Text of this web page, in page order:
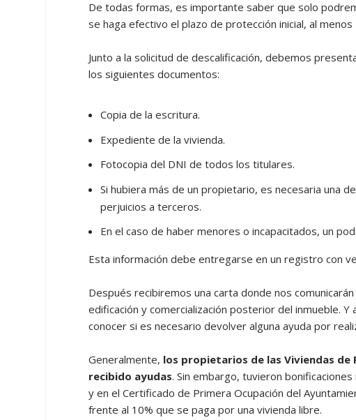
De todas formas, es importante saber que solo
se haga efectivo el plazo de protección inicial, al menos
Junto a la solicitud de descalificación, debemos
los siguientes documentos:
Copia de la escritura.
Expediente de la vivienda.
Fotocopia del DNI de todos los titulares.
Si hubiera más de un propietario, es necesaria una
perjuicios a terceros.
En el caso de haber menores o incapacitados, un
Esta información debe entregarse en un registro con
Después recibiremos una carta donde nos
edificación y comercialización posterior del inmueble.
conocer si es necesario devolver alguna ayuda por
Generalmente, los propietarios de las Viviendas de
recibido ayudas. Sin embargo, tuvieron
y en el Certificado de Primera Ocupación del
frente al 10% que se paga por una vivienda libre.